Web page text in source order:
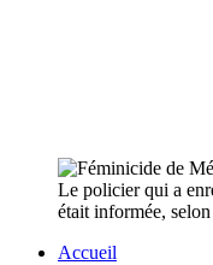
Le policier qui a
était informée,
Accueil